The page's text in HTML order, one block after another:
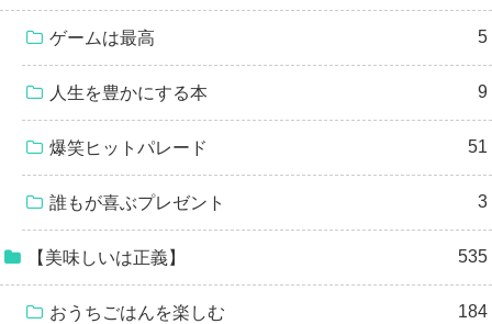
ゲームは最高 5
人生を豊かにする本 9
爆笑ヒットパレード 51
誰もが喜ぶプレゼント 3
【美味しいは正義】 535
おうちごはんを楽しむ 184